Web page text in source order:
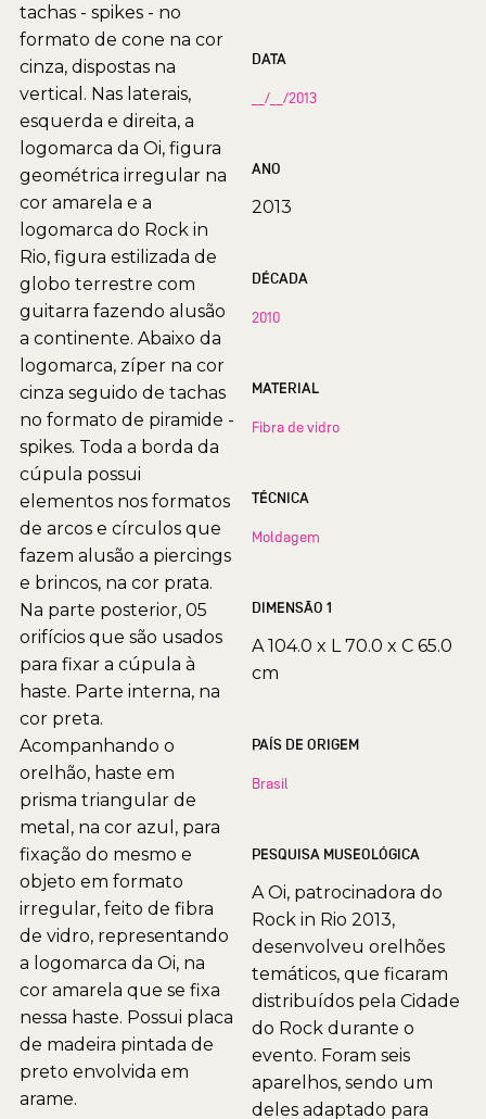
tachas - spikes - no
formato de cone na cor
cinza, dispostas na
vertical. Nas laterais,
esquerda e direita, a
logomarca da Oi, figura
geométrica irregular na
cor amarela e a
logomarca do Rock in
Rio, figura estilizada de
globo terrestre com
guitarra fazendo alusão
a continente. Abaixo da
logomarca, zíper na cor
cinza seguido de tachas
no formato de piramide -
spikes. Toda a borda da
cúpula possui
elementos nos formatos
de arcos e círculos que
fazem alusão a piercings
e brincos, na cor prata.
Na parte posterior, 05
orifícios que são usados
para fixar a cúpula à
haste. Parte interna, na
cor preta.
Acompanhando o
orelhão, haste em
prisma triangular de
metal, na cor azul, para
fixação do mesmo e
objeto em formato
irregular, feito de fibra
de vidro, representando
a logomarca da Oi, na
cor amarela que se fixa
nessa haste. Possui placa
de madeira pintada de
preto envolvida em
arame.
DATA
__/__/2013
ANO
2013
DÉCADA
2010
MATERIAL
Fibra de vidro
TÉCNICA
Moldagem
DIMENSÃO 1
A 104.0 x L 70.0 x C 65.0
cm
PAÍS DE ORIGEM
Brasil
PESQUISA MUSEOLÓGICA
A Oi, patrocinadora do
Rock in Rio 2013,
desenvolveu orelhões
temáticos, que ficaram
distribuídos pela Cidade
do Rock durante o
evento. Foram seis
aparelhos, sendo um
deles adaptado para